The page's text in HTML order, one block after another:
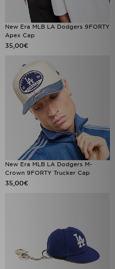
New Era MLB LA Dodgers 9FORTY
Apex Cap
35,00€
New Era MLB LA Dodgers M-
Crown 9FORTY Trucker Cap
35,00€